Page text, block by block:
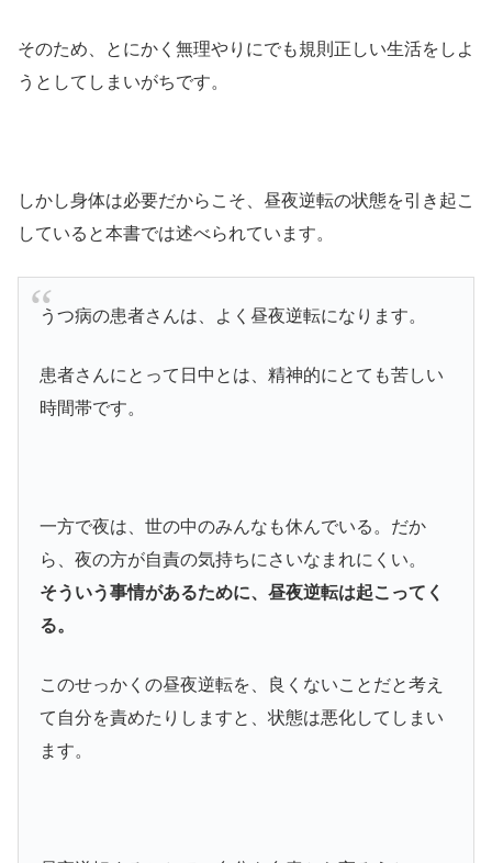
そのため、とにかく無理やりにでも規則正しい生活をしよ
うとしてしまいがちです。
しかし身体は必要だからこそ、昼夜逆転の状態を引き起こ
していると本書では述べられています。
うつ病の患者さんは、よく昼夜逆転になります。
患者さんにとって日中とは、精神的にとても苦しい
時間帯です。
一方で夜は、世の中のみんなも休んでいる。だか
ら、夜の方が自責の気持ちにさいなまれにくい。
そういう事情があるために、昼夜逆転は起こってく
る。
このせっかくの昼夜逆転を、良くないことだと考え
て自分を責めたりしますと、状態は悪化してしまい
ます。